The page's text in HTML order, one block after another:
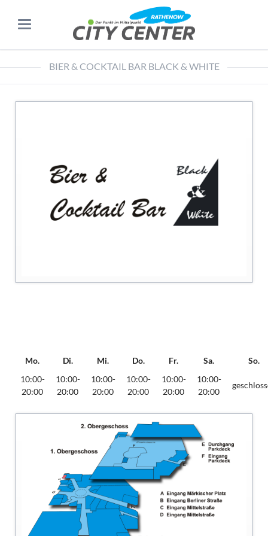
BIER & COCKTAIL BAR BLACK & WHITE
Mo. Di. Mi. Do. Fr. Sa.
So.
10:00-
20:00
10:00-
20:00
10:00-
20:00
10:00-
20:00
10:00-
20:00
10:00-
20:00